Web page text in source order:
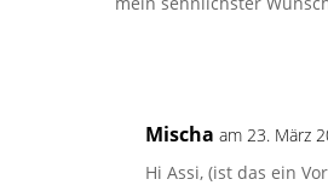
Mischa am 23. März
Hi Assi, (ist das ein